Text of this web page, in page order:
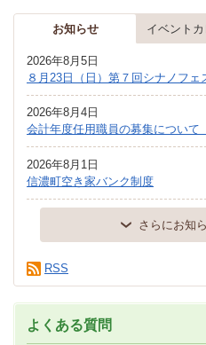
お知らせ イベント
2026年8月5日
８月23日（日）第７回シナノフェ
2026年8月4日
会計年度任用職員の募集について
2026年8月1日
信濃町空き家バンク制度
さらにお知
RSS
よくある質問